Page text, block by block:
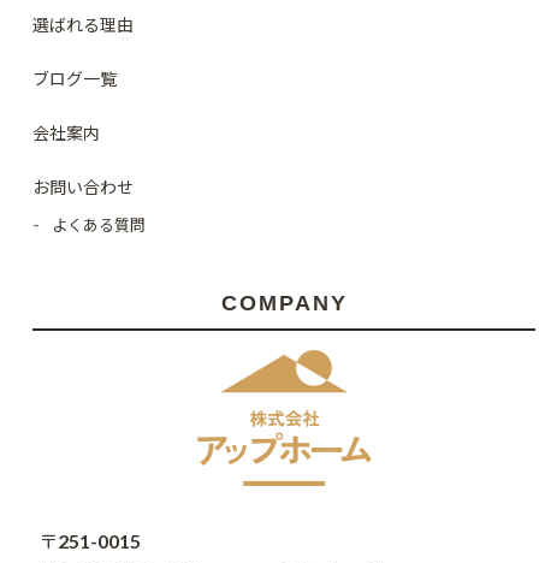
選ばれる理由
ブログ一覧
会社案内
お問い合わせ
よくある質問
COMPANY
〒251-0015